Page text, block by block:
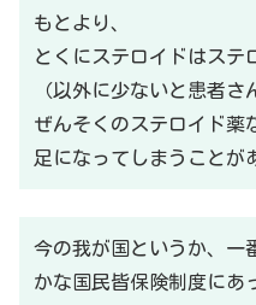
もとより、
とくにステロイドはステ
（以外に少ないと患者さ
ぜんそくのステロイド薬
足になってしまうことが
今の我が国というか、一
かな国民皆保険制度にあ